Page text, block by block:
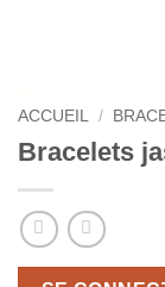
ACCUEIL /
Bracelets